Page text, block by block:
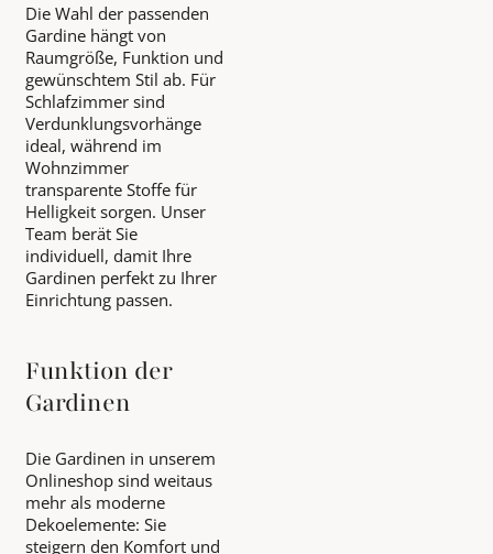
Die Wahl der passenden
Gardine hängt von
Raumgröße, Funktion und
gewünschtem Stil ab. Für
Schlafzimmer sind
Verdunklungsvorhänge
ideal, während im
Wohnzimmer
transparente Stoffe für
Helligkeit sorgen. Unser
Team berät Sie
individuell, damit Ihre
Gardinen perfekt zu Ihrer
Einrichtung passen.
Funktion der
Gardinen
Die Gardinen in unserem
Onlineshop sind weitaus
mehr als moderne
Dekoelemente: Sie
steigern den Komfort und